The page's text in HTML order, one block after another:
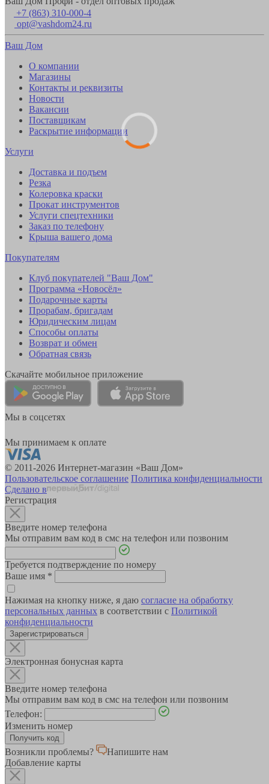
+7 (863) 310-000-4
opt@vashdom24.ru
Ваш Дом
О компании
Магазины
Контакты и реквизиты
Новости
Вакансии
Поставщикам
Раскрытие информации
Услуги
Доставка и подъем
Резка
Колеровка краски
Прокат инструментов
Услуги спецтехники
Заказ по телефону
Крыша вашего дома
Покупателям
Клуб покупателей "Ваш Дом"
Программа «Новосёл»
Подарочные карты
Прорабам, бригадам
Юридическим лицам
Способы оплаты
Возврат и обмен
Обратная связь
Скачайте мобильное приложение
Мы в соцсетях
Мы принимаем к оплате
© 2011-2026 Интернет-магазин «Ваш Дом»
Пользовательское соглашение Политика конфиденциальности
Сделано в
Регистрация
Введите номер телефона
Мы отправим вам код в смс на телефон или позвоним
Требуется подтверждение по номеру
Ваше имя *
Нажимая на кнопку ниже, я даю согласие на обработку
персональных данных в соответствии с Политикой
конфиденциальности
Зарегистрироваться
Электронная бонусная карта
Введите номер телефона
Мы отправим вам код в смс на телефон или позвоним
Телефон:
Изменить номер
Возникли проблемы?
Напишите нам
Добавление карты